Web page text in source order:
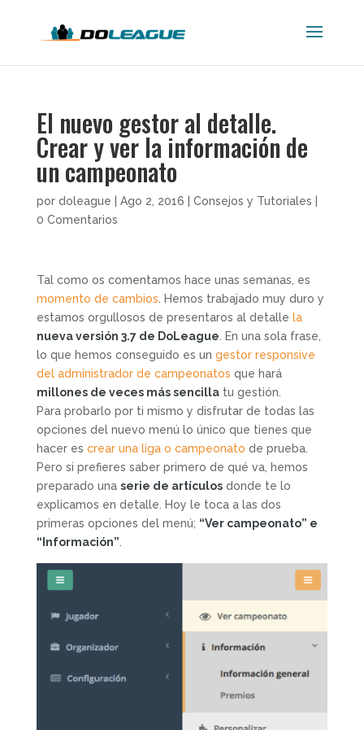
El nuevo gestor al detalle.
Crear y ver la información de
un campeonato
por doleague Ago 2, 2016 Consejos y Tutoriales
0 Comentarios
Tal como os comentamos hace unas semanas, es
momento de cambios . Hemos trabajado muy duro y
estamos orgullosos de presentaros al detalle la
nueva versión 3.7 de DoLeague . En una sola frase,
lo que hemos conseguido es un gestor responsive
del administrador de campeonatos que hará
millones de veces más sencillatu gestión.
Para probarlo por ti mismo y disfrutar de todas las
opciones del nuevo menú lo único que tienes que
hacer es crear una liga o campeonato de prueba.
Pero si prefieres saber primero de qué va, hemos
preparado una serie de artículosdonde te lo
explicamos en detalle. Hoy le toca a las dos
primeras opciones del menú; “Ver campeonato” e
“Información”